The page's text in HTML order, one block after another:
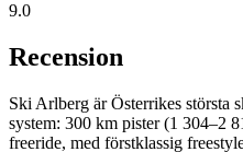
9.0
Recension
Ski Arlberg är Österrikes största
system: 300 km pister (1 304–2
freeride, med förstklassig